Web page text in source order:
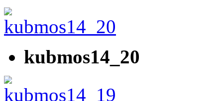
kubmos14_20